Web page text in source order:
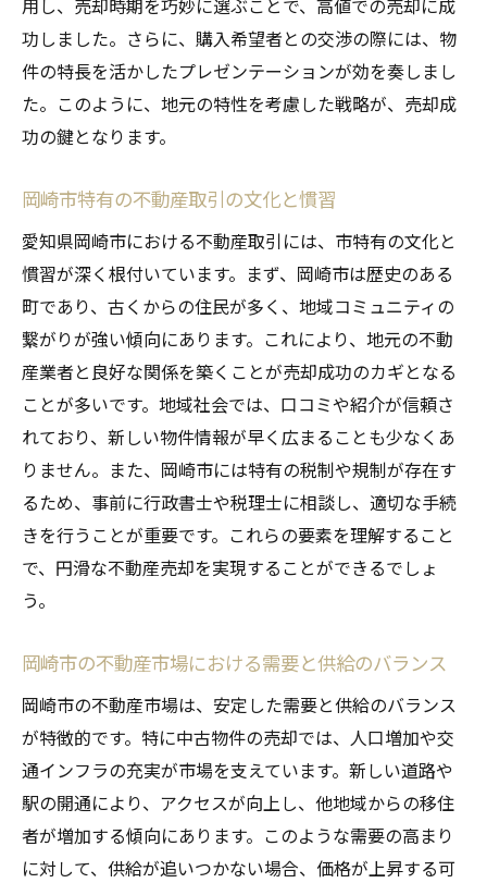
用し、売却時期を巧妙に選ぶことで、高値での売却に成
功しました。さらに、購入希望者との交渉の際には、物
件の特長を活かしたプレゼンテーションが効を奏しまし
た。このように、地元の特性を考慮した戦略が、売却成
功の鍵となります。
岡崎市特有の不動産取引の文化と慣習
愛知県岡崎市における不動産取引には、市特有の文化と
慣習が深く根付いています。まず、岡崎市は歴史のある
町であり、古くからの住民が多く、地域コミュニティの
繋がりが強い傾向にあります。これにより、地元の不動
産業者と良好な関係を築くことが売却成功のカギとなる
ことが多いです。地域社会では、口コミや紹介が信頼さ
れており、新しい物件情報が早く広まることも少なくあ
りません。また、岡崎市には特有の税制や規制が存在す
るため、事前に行政書士や税理士に相談し、適切な手続
きを行うことが重要です。これらの要素を理解すること
で、円滑な不動産売却を実現することができるでしょ
う。
岡崎市の不動産市場における需要と供給のバランス
岡崎市の不動産市場は、安定した需要と供給のバランス
が特徴的です。特に中古物件の売却では、人口増加や交
通インフラの充実が市場を支えています。新しい道路や
駅の開通により、アクセスが向上し、他地域からの移住
者が増加する傾向にあります。このような需要の高まり
に対して、供給が追いつかない場合、価格が上昇する可